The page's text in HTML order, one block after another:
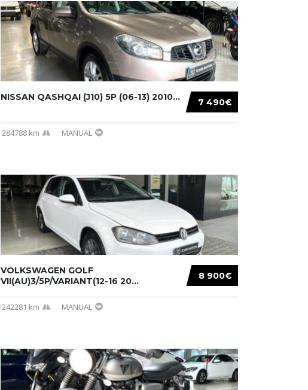
7 490€
NISSAN QASHQAI (J10) 5P (06-13) 2010...
284788 km MANUAL
8 900€
VOLKSWAGEN GOLF
VII(AU)3/5P/VARIANT(12-16 20...
242281 km MANUAL